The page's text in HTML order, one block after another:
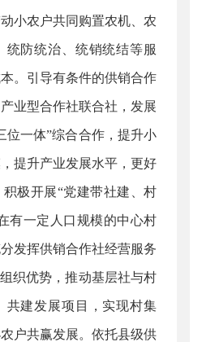
小农户共同购置农机、农
统防统治、统销统结等服
。引导有条件的供销合作
业型合作社联合社，发展
位一体”综合合作，提升小
提升产业发展水平，更好
极开展“党建带社建、村
有一定人口规模的中心村
发挥供销合作社经营服务
织优势，推动基层社与村
共建发展项目，实现村集
户共赢发展。依托县级供